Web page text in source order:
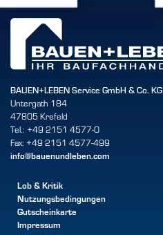
BAUEN+LEBEN Service GmbH & Co. KG
Untergath 184
47805 Krefeld
Tel.: +49 2151 4577-0
Fax: +49 2151 4577-499
info@bauenundleben.com
Lob & Kritik
Nutzungsbedingungen
Gutscheinkarte
Impressum